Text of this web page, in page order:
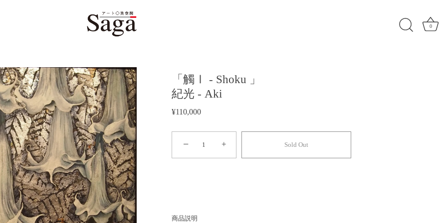
0
「觸Ⅰ - Shoku 」
紀光 - Aki
¥110,000
− + Sold Out
商品説明